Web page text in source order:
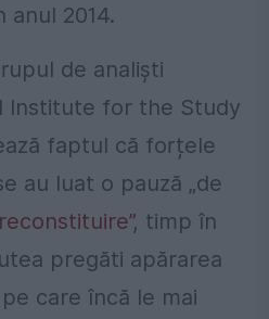
anul 2014.
de analiști
Institute for the Study
faptul că forțele
au luat o pauză „de
reconstituire”, timp în
pregăti apărarea
care încă le mai